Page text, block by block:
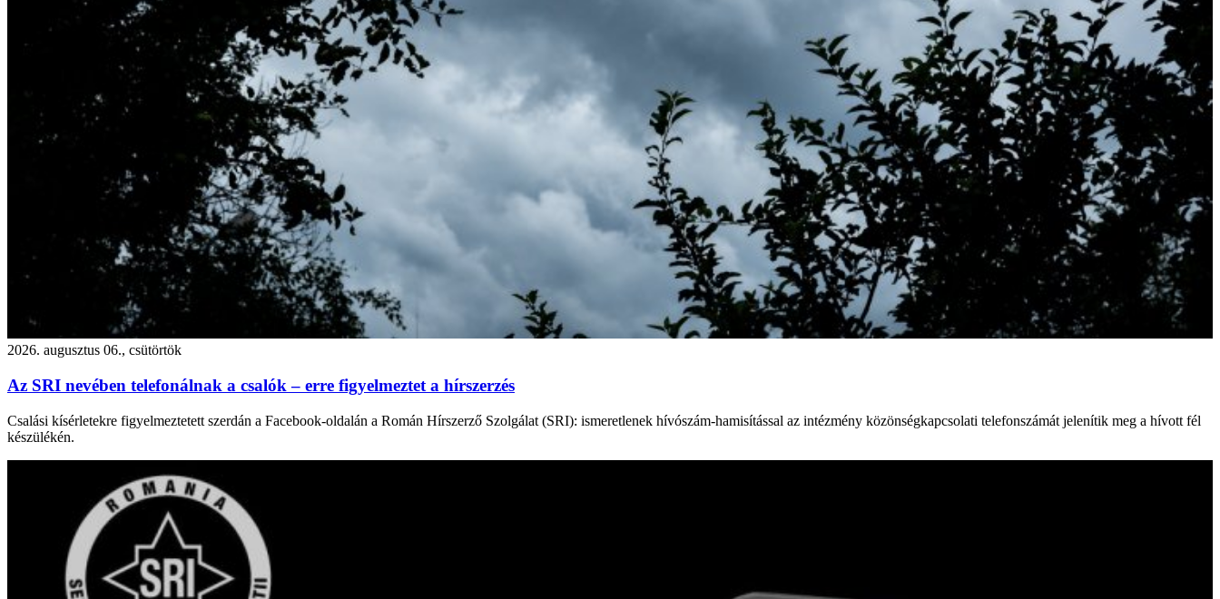
2026. augusztus 06., csütörtök
Az SRI nevében telefonálnak a csalók – erre figyelmeztet a hírszerzés
Csalási kísérletekre figyelmeztetett szerdán a Facebook-oldalán a Román Hírszerző Szolgálat (SRI): ismeretlenek hívószám-hamisítással az intézmény közönségkapcsolati telefonszámát jelenítik meg a hívott fél
készülékén.